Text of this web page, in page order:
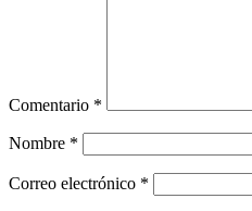
Comentario *
Nombre *
Correo electrónico *